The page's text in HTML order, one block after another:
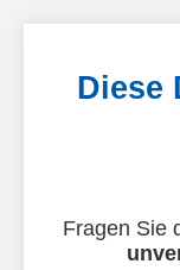
Diese
Fragen Sie